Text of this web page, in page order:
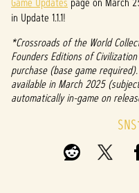
y
再生
をク
リッ
クす
in Update 1.1.1!
*Crossroads of the World
Founders Editions of
purchase (base game
available in March 2025
automatically in-game on